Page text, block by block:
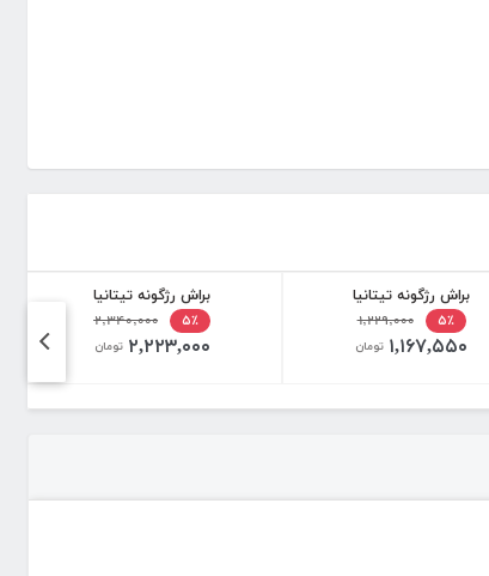
براش رژگونه تیتانیا
۵٪
۱,۲۲۹,۰۰۰
۱,۱۶۷,۵۵۰ تومان
براش رژگونه تیتانیا
۵٪
۲,۳۴۰,۰۰۰
۲,۲۲۳,۰۰۰ تومان